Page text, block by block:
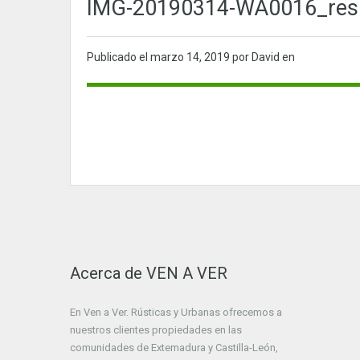
IMG-20190314-
Publicado el marzo 14, 2019 por David en
Acerca de VEN A VER
En Ven a Ver. Rústicas y Urbanas ofrecemos a
nuestros clientes propiedades en las
comunidades de Extemadura y Castilla-León,